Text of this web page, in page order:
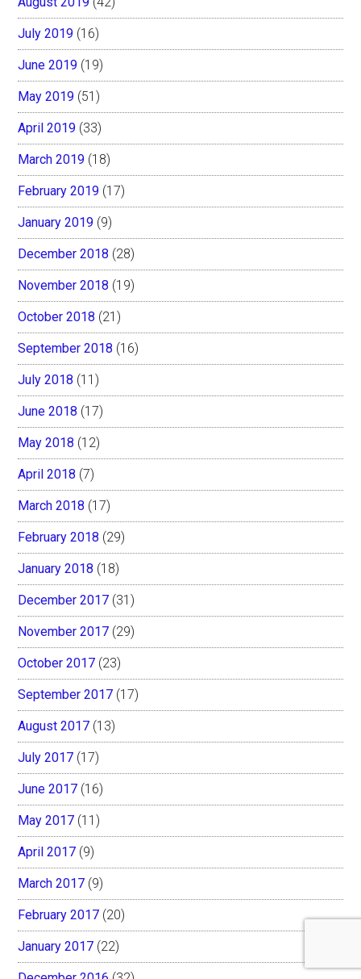
July 2019 (16)
June 2019 (19)
May 2019 (51)
April 2019 (33)
March 2019 (18)
February 2019 (17)
January 2019 (9)
December 2018 (28)
November 2018 (19)
October 2018 (21)
September 2018 (16)
July 2018 (11)
June 2018 (17)
May 2018 (12)
April 2018 (7)
March 2018 (17)
February 2018 (29)
January 2018 (18)
December 2017 (31)
November 2017 (29)
October 2017 (23)
September 2017 (17)
August 2017 (13)
July 2017 (17)
June 2017 (16)
May 2017 (11)
April 2017 (9)
March 2017 (9)
February 2017 (20)
January 2017 (22)